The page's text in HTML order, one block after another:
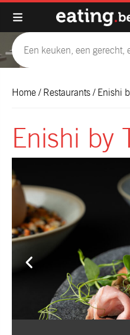
Home / Restaurants / Enishi
Enishi by